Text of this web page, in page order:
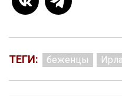
ТЕГИ: беженцы